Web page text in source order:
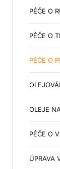
PÉČE O
PÉČE O
PÉČE O
OLEJE
PÉČE O
ÚPRAVA